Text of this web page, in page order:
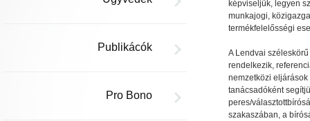
Publikácók
Pro Bono
képviseljük, legyen
munkajogi,
termékfelelősségi
A Lendvai
rendelkezik,
nemzetközi
tanácsadóként
peres/
szakaszában, a